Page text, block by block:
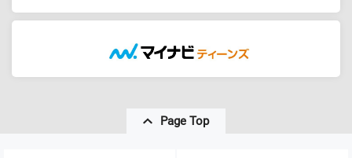
Page Top